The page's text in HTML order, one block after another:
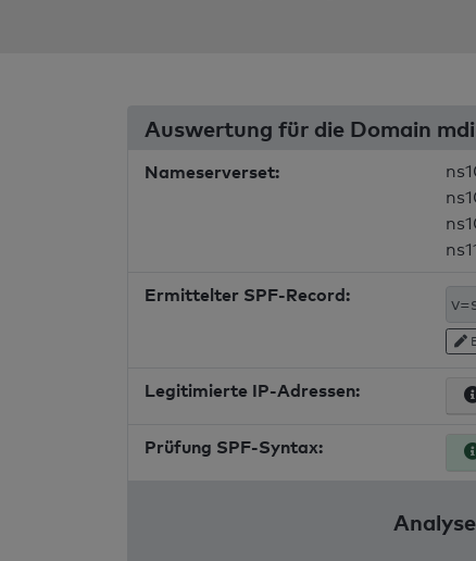
Auswertung für die Domain
Nameserverset:
Ermittelter SPF-Record:
Legitimierte IP-Adressen:
Prüfung SPF-Syntax: